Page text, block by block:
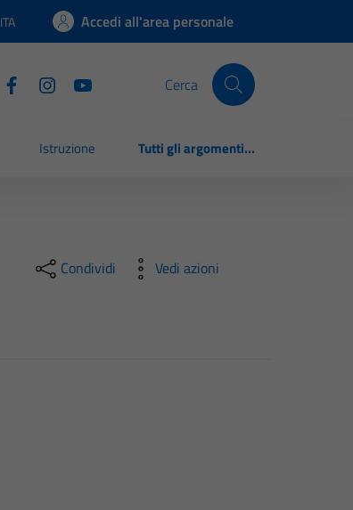
Lingua attiva:
ITA Accedi all'area personale
Cerca
Istruzione Tutti gli argomenti...
Condividi Vedi azioni